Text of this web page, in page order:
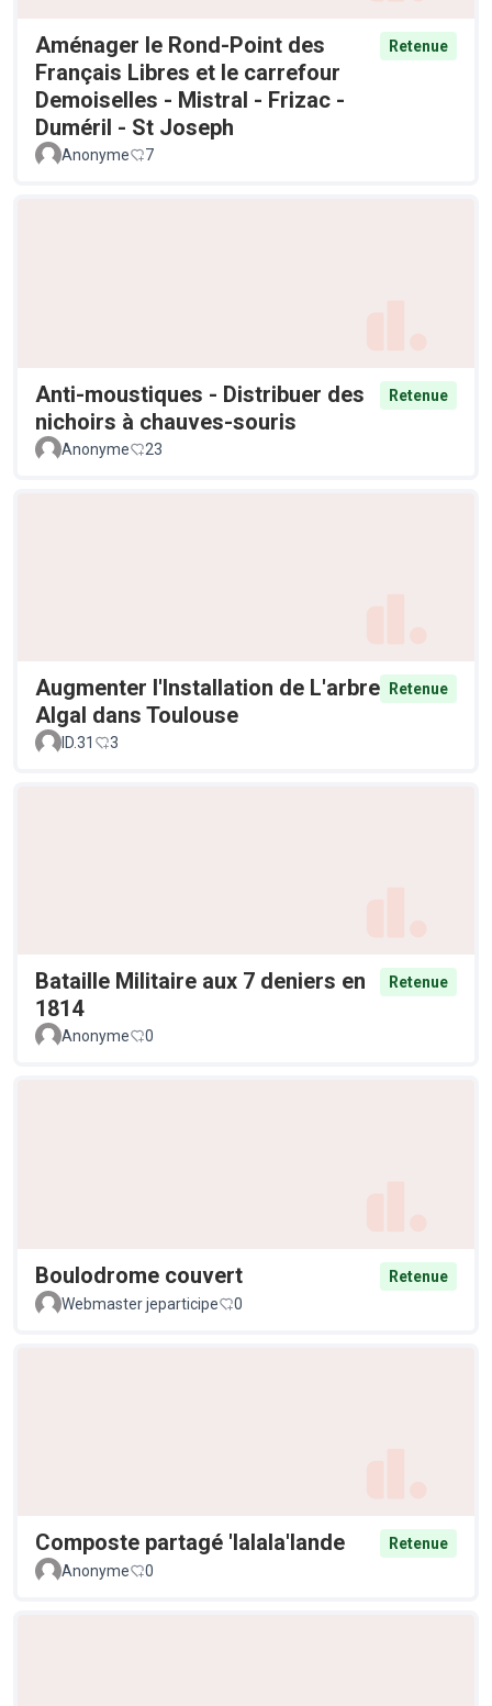
Aménager le Rond-Point des
Français Libres et le carrefour
Demoiselles - Mistral - Frizac -
Duméril - St Joseph
Retenue
Anonyme 7
Anti-moustiques - Distribuer des
nichoirs à chauves-souris
Retenue
Anonyme 23
Augmenter l'Installation de L'arbre
Algal dans Toulouse
Retenue
ID.31 3
Bataille Militaire aux 7 deniers en
1814
Retenue
Anonyme 0
Boulodrome couvert
Retenue
Webmaster jeparticipe
0
Composte partagé 'lalala'lande
Retenue
Anonyme
0